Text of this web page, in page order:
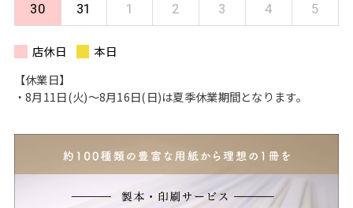
30 31 1 2 3 4 5
店休日
本日
【休業日】
・8月11日(火)〜8月16日(日)は夏季休業期間となります。